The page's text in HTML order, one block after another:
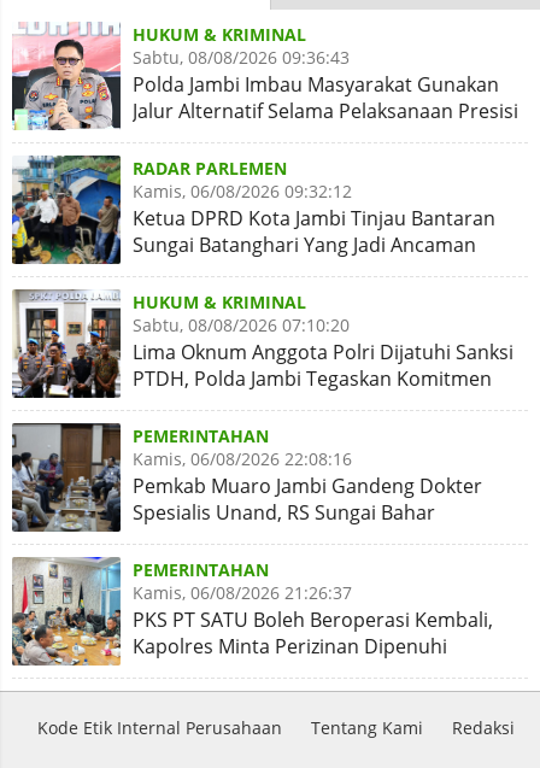
HUKUM & KRIMINAL
Sabtu, 08/08/2026 09:36:43
Polda Jambi Imbau Masyarakat Gunakan
Jalur Alternatif Selama Pelaksanaan Presisi
Merdeka Run 2026
RADAR PARLEMEN
Kamis, 06/08/2026 09:32:12
Ketua DPRD Kota Jambi Tinjau Bantaran
Sungai Batanghari Yang Jadi Ancaman
Abrasi
HUKUM & KRIMINAL
Sabtu, 08/08/2026 07:10:20
Lima Oknum Anggota Polri Dijatuhi Sanksi
PTDH, Polda Jambi Tegaskan Komitmen
Penegakan Kode Etik
PEMERINTAHAN
Kamis, 06/08/2026 22:08:16
Pemkab Muaro Jambi Gandeng Dokter
Spesialis Unand, RS Sungai Bahar
Disiapkan Naik Kelas
PEMERINTAHAN
Kamis, 06/08/2026 21:26:37
PKS PT SATU Boleh Beroperasi Kembali,
Kapolres Minta Perizinan Dipenuhi
Kode Etik Internal Perusahaan Tentang Kami Redaksi